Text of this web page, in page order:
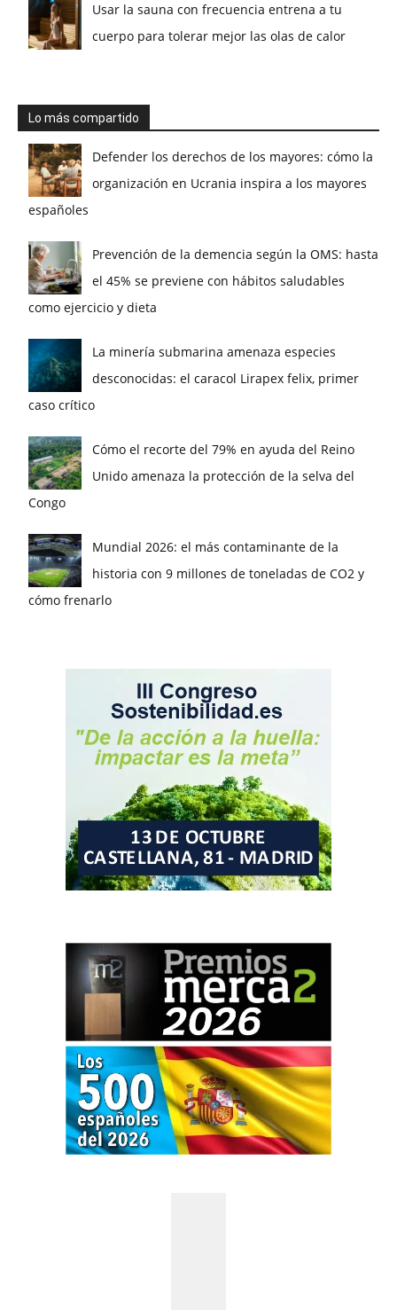
Usar la sauna con frecuencia entrena a tu
cuerpo para tolerar mejor las olas de calor
Lo más compartido
Defender los derechos de los mayores: cómo la
organización en Ucrania inspira a los mayores
españoles
Prevención de la demencia según la OMS: hasta
el 45% se previene con hábitos saludables
como ejercicio y dieta
La minería submarina amenaza especies
desconocidas: el caracol Lirapex felix, primer
caso crítico
Cómo el recorte del 79% en ayuda del Reino
Unido amenaza la protección de la selva del
Congo
Mundial 2026: el más contaminante de la
historia con 9 millones de toneladas de CO2 y
cómo frenarlo